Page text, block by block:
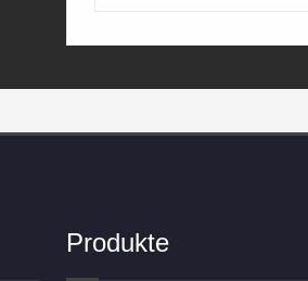
Produkte